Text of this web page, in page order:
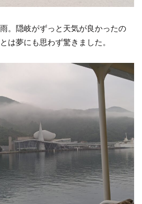
。隠岐がずっと天気が良かったの
は夢にも思わず驚きました。